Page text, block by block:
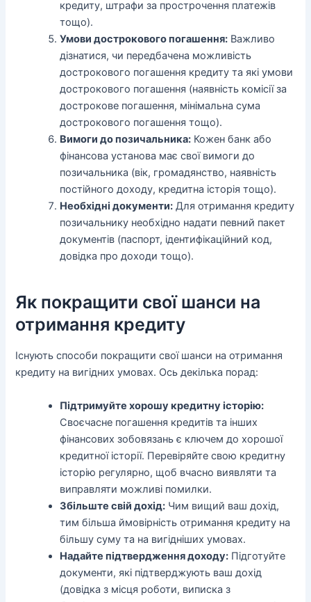
кредиту, штрафи за прострочення платежів
тощо).
Умови дострокового погашення: Важливо
дізнатися, чи передбачена можливість
дострокового погашення кредиту та які умови
дострокового погашення (наявність комісії за
дострокове погашення, мінімальна сума
дострокового погашення тощо).
Вимоги до позичальника: Кожен банк або
фінансова установа має свої вимоги до
позичальника (вік, громадянство, наявність
постійного доходу, кредитна історія тощо).
Необхідні документи: Для отримання кредиту
позичальнику необхідно надати певний пакет
документів (паспорт, ідентифікаційний код,
довідка про доходи тощо).
Як покращити свої шанси на
отримання кредиту
Існують способи покращити свої шанси на отримання
кредиту на вигідних умовах. Ось декілька порад:
Підтримуйте хорошу кредитну історію:
Своєчасне погашення кредитів та інших
фінансових зобовязань є ключем до хорошої
кредитної історії. Перевіряйте свою кредитну
історію регулярно, щоб вчасно виявляти та
виправляти можливі помилки.
Збільште свій дохід: Чим вищий ваш дохід,
тим більша ймовірність отримання кредиту на
більшу суму та на вигідніших умовах.
Надайте підтвердження доходу: Підготуйте
документи, які підтверджують ваш дохід
(довідка з місця роботи, виписка з